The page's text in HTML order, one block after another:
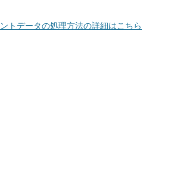
トデータの処理方法の詳細はこちら